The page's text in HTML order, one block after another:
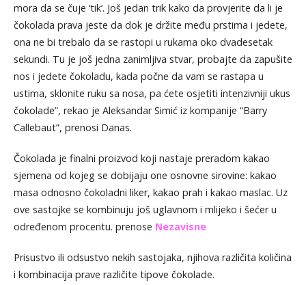
mora da se čuje ‘tik’. Još jedan trik kako da provjerite da li je
čokolada prava jeste da dok je držite među prstima i jedete,
ona ne bi trebalo da se rastopi u rukama oko dvadesetak
sekundi. Tu je još jedna zanimljiva stvar, probajte da zapušite
nos i jedete čokoladu, kada počne da vam se rastapa u
ustima, sklonite ruku sa nosa, pa ćete osjetiti intenzivniji ukus
čokolade”, rekao je Aleksandar Simić iz kompanije “Barry
Callebaut”, prenosi Danas.
Čokolada je finalni proizvod koji nastaje preradom kakao
sjemena od kojeg se dobijaju one osnovne sirovine: kakao
masa odnosno čokoladni liker, kakao prah i kakao maslac. Uz
ove sastojke se kombinuju još uglavnom i mlijeko i šećer u
određenom procentu. prenose Nezavisne
Prisustvo ili odsustvo nekih sastojaka, njihova različita količina
i kombinacija prave različite tipove čokolade.